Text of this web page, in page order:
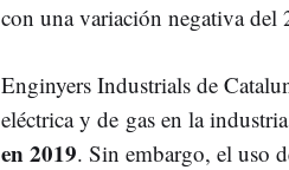
con una variación negativa del
Enginyers Industrials de
eléctrica y de gas en la
en 2019. Sin embargo, el uso